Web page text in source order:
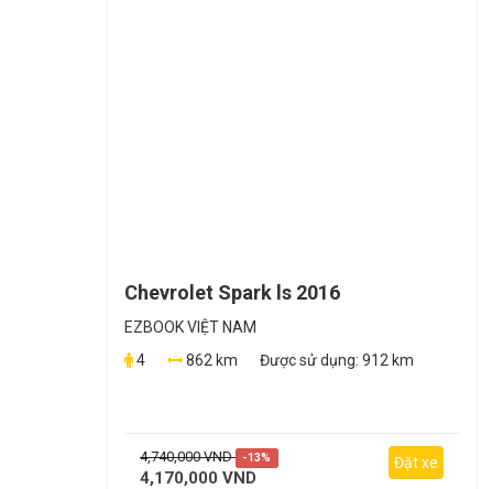
Chevrolet Spark ls 2016
EZBOOK VIỆT NAM
4
862 km Được sử dụng: 912 km
4,740,000 VND -13%
4,170,000 VND
Đặt xe